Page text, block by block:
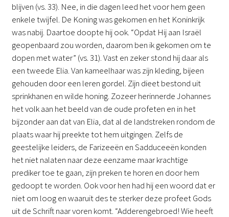
blijven (vs. 33). Nee, in die dagen leed het voor hem geen
enkele twijfel. De Koning was gekomen en het Koninkrijk
was nabij. Daartoe doopte hij ook. “Opdat Hij aan Israël
geopenbaard zou worden, daarom ben ik gekomen om te
dopen met water” (vs. 31). Vast en zeker stond hij daar als
een tweede Elia. Van kameelhaar was zijn kleding, bijeen
gehouden door een leren gordel. Zijn dieet bestond uit
sprinkhanen en wilde honing. Zozeer herinnerde Johannes
het volk aan het beeld van de oude profeten en in het
bijzonder aan dat van Elia, dat al de landstreken rondom de
plaats waar hij preekte tot hem uitgingen. Zelfs de
geestelijke leiders, de Farizeeën en Sadduceeën konden
het niet nalaten naar deze eenzame maar krachtige
prediker toe te gaan, zijn preken te horen en door hem
gedoopt te worden. Ook voor hen had hij een woord dat er
niet om loog en waaruit des te sterker deze profeet Gods
uit de Schrift naar voren komt. “Adderengebroed! Wie heeft